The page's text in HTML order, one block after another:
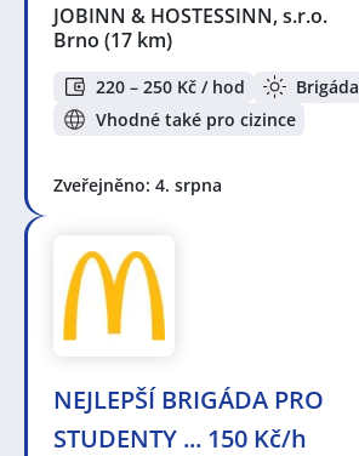
JOBINN & HOSTESSINN, s.r.o.
Brno (17 km)
220 – 250 Kč / hod
Brigáda
Vhodné také pro cizince
Zveřejněno: 4. srpna
NEJLEPŠÍ BRIGÁDA PRO
STUDENTY ... 150 Kč/h